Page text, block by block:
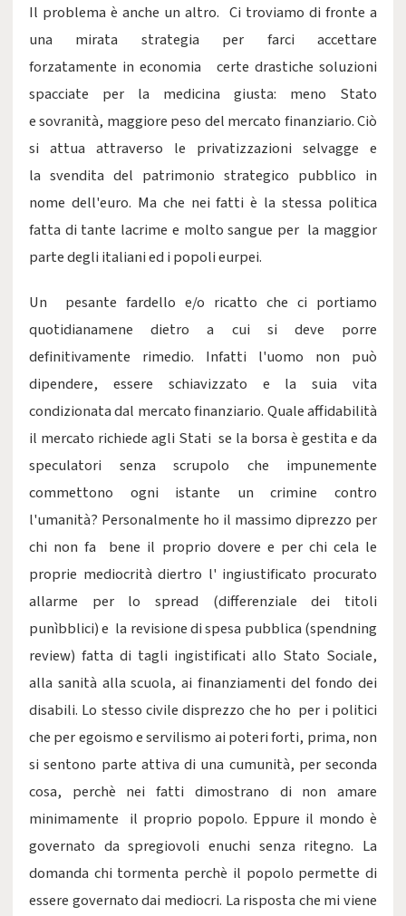
Il problema è anche un altro. Ci troviamo di fronte a
una mirata strategia per farci accettare
forzatamente in economia certe drastiche soluzioni
spacciate per la medicina giusta: meno Stato
e sovranità, maggiore peso del mercato finanziario. Ciò
si attua attraverso le privatizzazioni selvagge e
la svendita del patrimonio strategico pubblico in
nome dell'euro. Ma che nei fatti è la stessa politica
fatta di tante lacrime e molto sangue per la maggior
parte degli italiani ed i popoli eurpei.
Un pesante fardello e/o ricatto che ci portiamo
quotidianamene dietro a cui si deve porre
definitivamente rimedio. Infatti l'uomo non può
dipendere, essere schiavizzato e la suia vita
condizionata dal mercato finanziario. Quale affidabilità
il mercato richiede agli Stati se la borsa è gestita e da
speculatori senza scrupolo che impunemente
commettono ogni istante un crimine contro
l'umanità? Personalmente ho il massimo diprezzo per
chi non fa bene il proprio dovere e per chi cela le
proprie mediocrità diertro l' ingiustificato procurato
allarme per lo spread (differenziale dei titoli
punìbblici) e la revisione di spesa pubblica (spendning
review) fatta di tagli ingistificati allo Stato Sociale,
alla sanità alla scuola, ai finanziamenti del fondo dei
disabili. Lo stesso civile disprezzo che ho per i politici
che per egoismo e servilismo ai poteri forti, prima, non
si sentono parte attiva di una cumunità, per seconda
cosa, perchè nei fatti dimostrano di non amare
minimamente il proprio popolo. Eppure il mondo è
governato da spregiovoli enuchi senza ritegno. La
domanda chi tormenta perchè il popolo permette di
essere governato dai mediocri. La risposta che mi viene